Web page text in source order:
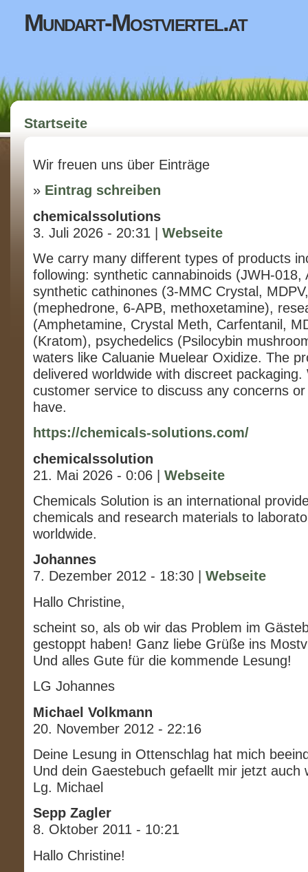
Mundart-Mostviertel.at
Sie sind hier
Startseite
Wir freuen uns über Einträge
» Eintrag schreiben
chemicalssolutions
3. Juli 2026 - 20:31 | Webseite
We carry many different types of products
following: synthetic cannabinoids (JWH-018,
synthetic cathinones (3-MMC Crystal,
(mephedrone, 6-APB, methoxetamine),
(Amphetamine, Crystal Meth, Carfentanil,
(Kratom), psychedelics (Psilocybin
waters like Caluanie Muelear Oxidize. The
delivered worldwide with discreet
customer service to discuss any concerns
have.
https://chemicals-solutions.com/
chemicalssolution
21. Mai 2026 - 0:06 | Webseite
Chemicals Solution is an international
chemicals and research materials to
worldwide.
Johannes
7. Dezember 2012 - 18:30 | Webseite
Hallo Christine,
scheint so, als ob wir das Problem im
gestoppt haben! Ganz liebe Grüße ins
Und alles Gute für die kommende Lesung!
LG Johannes
Michael Volkmann
20. November 2012 - 22:16
Deine Lesung in Ottenschlag hat mich
Und dein Gaestebuch gefaellt mir jetzt auch
Lg. Michael
Sepp Zagler
8. Oktober 2011 - 10:21
Hallo Christine!